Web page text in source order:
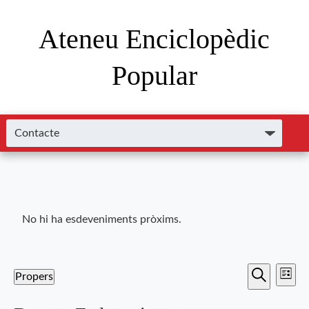
Ateneu Enciclopèdic
Popular
No hi ha esdeveniments pròxims.
Cerca de
Llista
Propers